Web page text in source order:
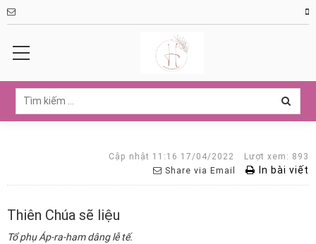
Cập nhật 11:16 17/04/2022
Lượt xem: 893
Share via Email
In bài viết
Thiên Chúa sẽ liệu
Tổ phụ Áp-ra-ham dâng lễ tế.